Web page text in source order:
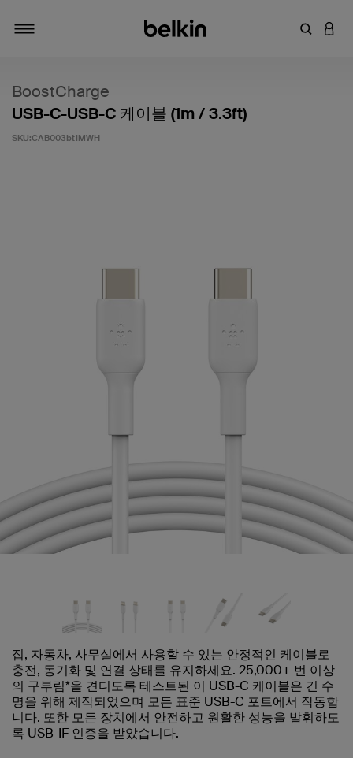
키워드
BoostCharge
USB-C-USB-C 케이블 (1m / 3.3ft)
SKU:CAB003bt1MWH
집, 자동차, 사무실에서 사용할 수 있는 안정적인 케이블로
충전, 동기화 및 연결 상태를 유지하세요. 25,000+ 번 이상
의 구부림*을 견디도록 테스트된 이 USB-C 케이블은 긴 수
명을 위해 제작되었으며 모든 표준 USB-C 포트에서 작동합
니다. 또한 모든 장치에서 안전하고 원활한 성능을 발휘하도
록 USB-IF 인증을 받았습니다.